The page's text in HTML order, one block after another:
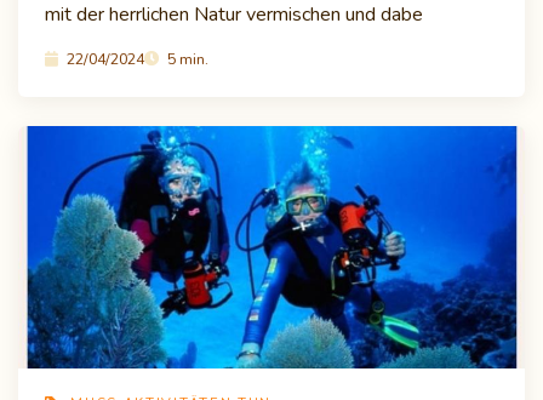
mit der herrlichen Natur vermischen und dabe
22/04/2024 5 min.